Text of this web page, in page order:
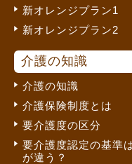
新オレンジプラン1
新オレンジプラン2
介護の知識
介護の知識
介護保険制度とは
要介護度の区分
要介護度認定の基準
が違う？